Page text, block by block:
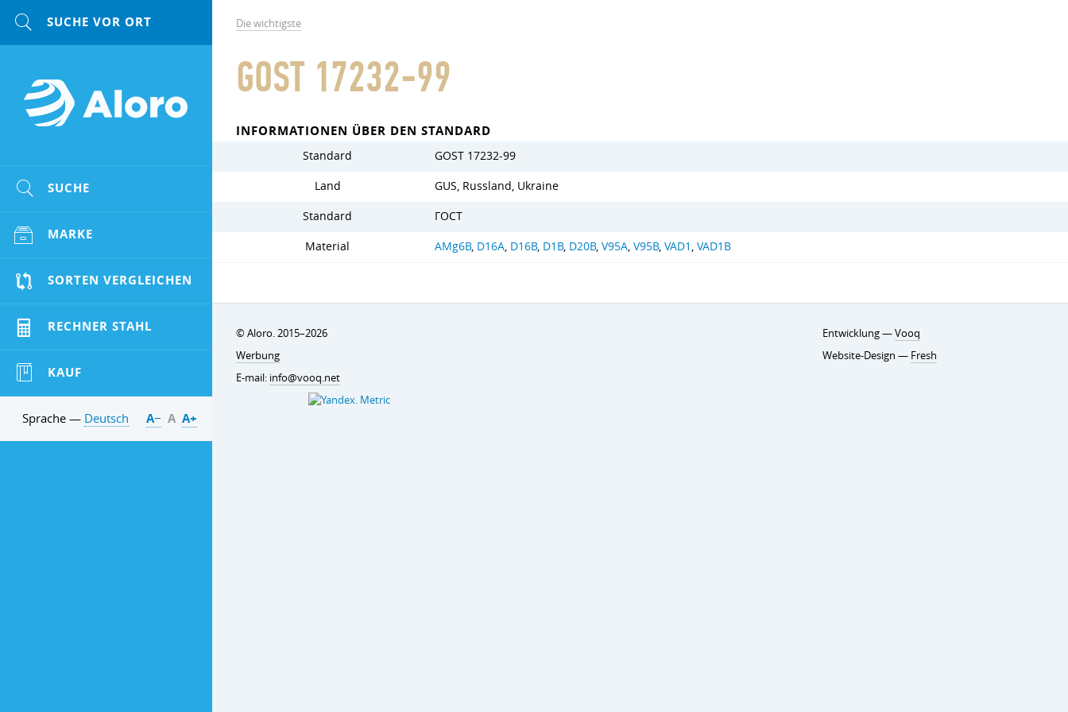
Die wichtigste
GOST 17232-99
INFORMATIONEN ÜBER DEN STANDARD
Standard GOST 17232-99
Land GUS, Russland, Ukraine
Standard ГОСТ
Material AMg6B, D16A, D16B, D1B, D20B, V95A, V95B, VAD1 , VAD1B
© Aloro. 2015–2026
Werbung
E-mail: info@vooq.net
Entwicklung —Vooq
Website-Design — Fresh
SUCHE
MARKE
SORTEN VERGLEICHEN
RECHNER STAHL
KAUF
Sprache — Deutsch А− А А+